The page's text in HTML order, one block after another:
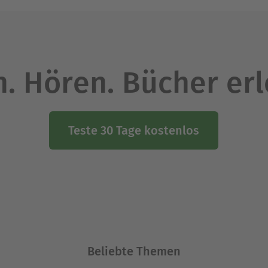
Hören. Bücher
Teste 30 Tage kostenlos
Beliebte Themen